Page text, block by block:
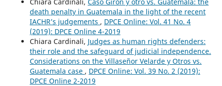
death penalty in Guatemala in the light of the recent
IACHR’s judgements , DPCE Online: Vol. 41 No. 4
(2019): DPCE Online 4-2019
Chiara Cardinali, Judges as human rights defenders:
their role and the safeguard of judicial independence.
Considerations on the Villaseñor Velarde y Otros vs.
Guatemala case , DPCE Online: Vol. 39 No. 2 (2019):
DPCE Online 2-2019